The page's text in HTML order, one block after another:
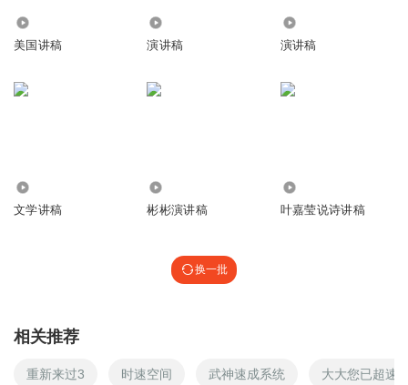
美国讲稿 演讲稿 演讲稿
文学讲稿 彬彬演讲稿 叶嘉莹说诗讲稿
换一批
相关推荐
重新来过3 时速空间 武神速成系统 大大您已超速